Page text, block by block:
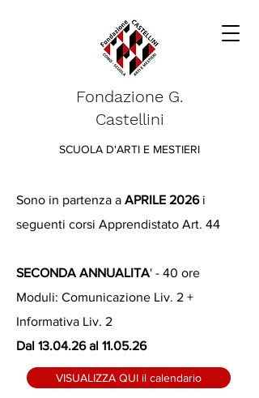
Fondazione G.
Castellini
SCUOLA D'ARTI E MESTIERI
Sono in partenza a APRILE 2026i
seguenti corsi Apprendistato Art. 44
SECONDA ANNUALITA' - 40 ore
Moduli: Comunicazione Liv. 2 +
Informativa Liv. 2
Dal 13.04.26 al 11.05.26
VISUALIZZA QUI il calendario